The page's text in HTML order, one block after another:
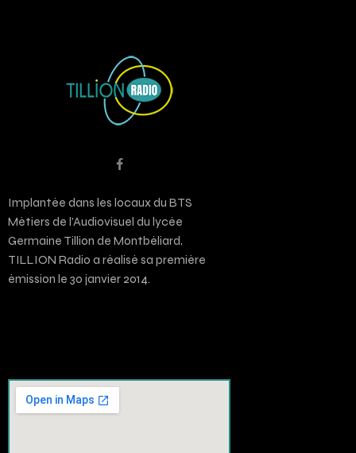
Implantée dans les locaux du BTS
Métiers de l’Audiovisuel du lycée
Germaine Tillion de Montbéliard,
TILLION Radio a réalisé sa première
émission le 30 janvier 2014.